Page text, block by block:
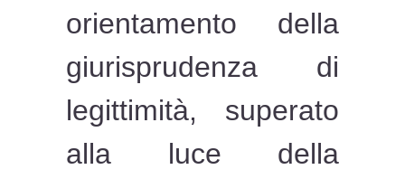
orientamento della
giurisprudenza di
legittimità, superato
alla luce della